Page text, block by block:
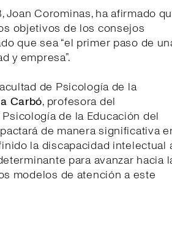
Corominas, ha afirmado
objetivos de los consejos
que sea “el primer paso de
y empresa”.
de Psicología de la
Carbó, profesora del
de la Educación del
de manera significativa
la discapacidad intelectual
para avanzar hacia
modelos de atención a este